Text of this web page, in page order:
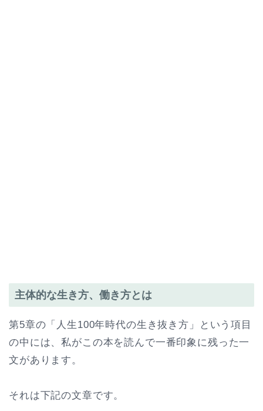
主体的な生き方、働き方とは
第5章の「人生100年時代の生き抜き方」という項目
の中には、私がこの本を読んで一番印象に残った一
文があります。
それは下記の文章です。